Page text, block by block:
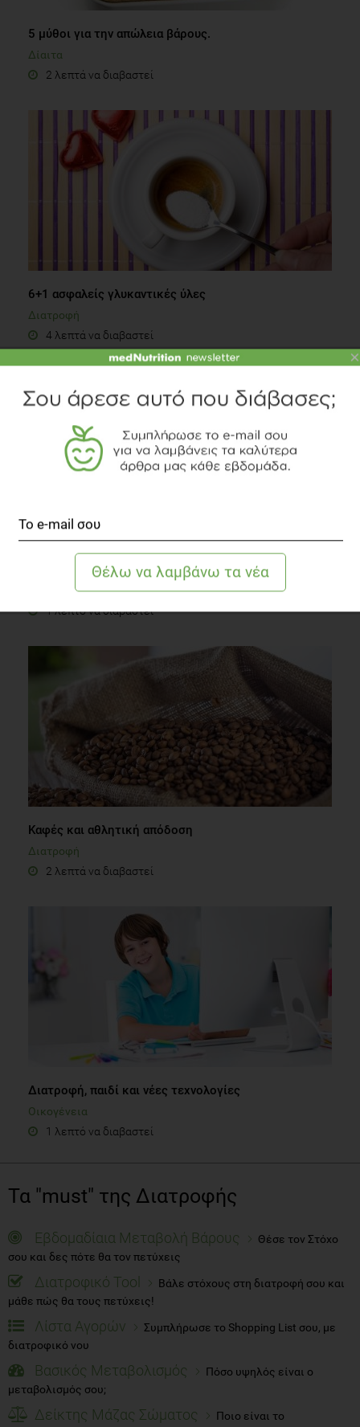
5 μύθοι για την απώλεια βάρους.
Δίαιτα
2 λεπτά να διαβαστεί
6+1 ασφαλείς γλυκαντικές ύλες
Διατροφή
4 λεπτά να διαβαστεί
Μπορεί να σε ωφελήσει μια σύντομη χορτοφαγική
1 λεπτό να διαβαστεί
Καφές και αθλητική απόδοση
Διατροφή
2 λεπτά να διαβαστεί
Διατροφή, παιδί και νέες τεχνολογίες
Οικογένεια
1 λεπτό να διαβαστεί
Τα "must" της Διατροφής
Εβδομαδίαια Μεταβολή Βάρους
Θέσε τον Στόχο
σου και δες πότε θα τον πετύχεις
Διατροφικό Tool
Βάλε στόχους στη διατροφή σου και
μάθε πώς θα τους πετύχεις!
Λίστα Αγορών
Συμπλήρωσε το Shopping List σου, με
διατροφικό νου
Βασικός Μεταβολισμός
Πόσο υψηλός είναι ο
μεταβολισμός σου;
Δείκτης Μάζας Σώματος
Ποιο είναι το
×